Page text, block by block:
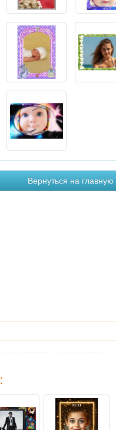
Вернуться на главную
: